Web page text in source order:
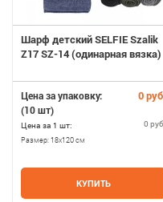
Шарф детский SELFIE Szalik
Z17 SZ-14 (одинарная вязка)
Цена за упаковку: 0
(10 шт)
Цена за 1 шт: 0
Размер:18х120 см
КУПИТЬ